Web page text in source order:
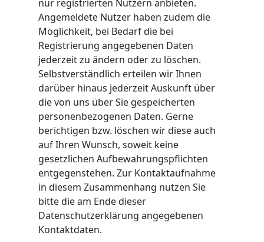
nur registrierten Nutzern anbieten.
Angemeldete Nutzer haben zudem die
Möglichkeit, bei Bedarf die bei
Registrierung angegebenen Daten
jederzeit zu ändern oder zu löschen.
Selbstverständlich erteilen wir Ihnen
darüber hinaus jederzeit Auskunft über
die von uns über Sie gespeicherten
personenbezogenen Daten. Gerne
berichtigen bzw. löschen wir diese auch
auf Ihren Wunsch, soweit keine
gesetzlichen Aufbewahrungspflichten
entgegenstehen. Zur Kontaktaufnahme
in diesem Zusammenhang nutzen Sie
bitte die am Ende dieser
Datenschutzerklärung angegebenen
Kontaktdaten.